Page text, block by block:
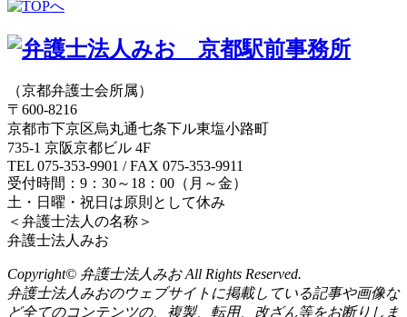
（京都弁護士会所属）
〒600-8216
京都市下京区烏丸通七条下ル東塩小路町
735-1 京阪京都ビル 4F
TEL 075-353-9901 / FAX 075-353-9911
受付時間：9：30～18：00（月～金）
土・日曜・祝日は原則として休み
＜弁護士法人の名称＞
弁護士法人みお
Copyright© 弁護士法人みお All Rights Reserved.
弁護士法人みおのウェブサイトに掲載している記事や画像な
ど全てのコンテンツの、複製、転用、改ざん等をお断りしま